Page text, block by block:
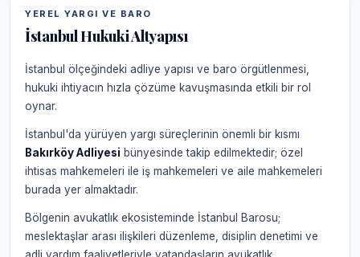
YEREL YARGI VE BARO
İstanbul Hukuki Altyapısı
İstanbul ölçeğindeki adliye yapısı ve baro örgütlenmesi,
hukuki ihtiyacın hızla çözüme kavuşmasında etkili bir rol
oynar.
İstanbul'da yürüyen yargı süreçlerinin önemli bir kısmı
Bakırköy Adliyesi bünyesinde takip edilmektedir; özel
ihtisas mahkemeleri ile iş mahkemeleri ve aile mahkemeleri
burada yer almaktadır.
Bölgenin avukatlık ekosisteminde İstanbul Barosu;
meslektaşlar arası ilişkileri düzenleme, disiplin denetimi ve